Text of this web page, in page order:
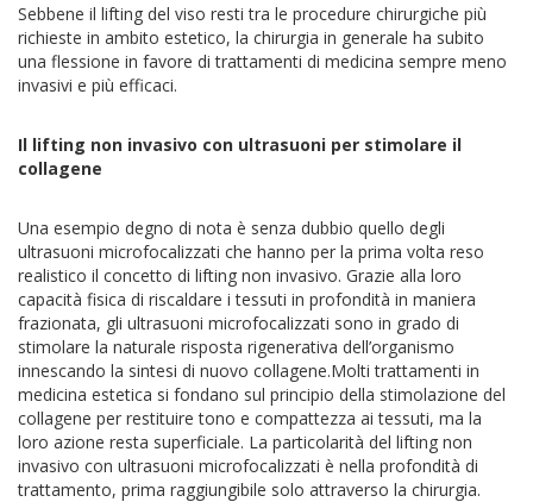
Sebbene il lifting del viso resti tra le procedure chirurgiche più
richieste in ambito estetico, la chirurgia in generale ha subito
una flessione in favore di trattamenti di medicina sempre meno
invasivi e più efficaci.
Il lifting non invasivo con ultrasuoni per stimolare il
collagene
Una esempio degno di nota è senza dubbio quello degli
ultrasuoni microfocalizzati che hanno per la prima volta reso
realistico il concetto di lifting non invasivo. Grazie alla loro
capacità fisica di riscaldare i tessuti in profondità in maniera
frazionata, gli ultrasuoni microfocalizzati sono in grado di
stimolare la naturale risposta rigenerativa dell’organismo
innescando la sintesi di nuovo collagene.Molti trattamenti in
medicina estetica si fondano sul principio della stimolazione del
collagene per restituire tono e compattezza ai tessuti, ma la
loro azione resta superficiale. La particolarità del lifting non
invasivo con ultrasuoni microfocalizzati è nella profondità di
trattamento, prima raggiungibile solo attraverso la chirurgia.